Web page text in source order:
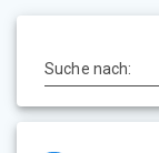
Suche nach: